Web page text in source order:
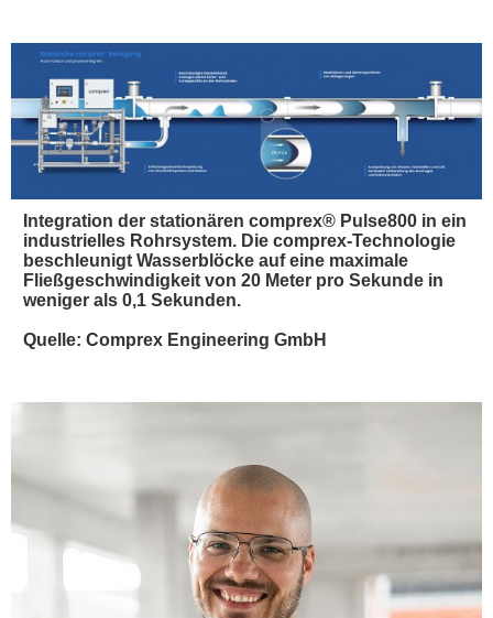
Integration der stationären comprex® Pulse800 in ein
industrielles Rohrsystem. Die comprex-Technologie
beschleunigt Wasserblöcke auf eine maximale
Fließgeschwindigkeit von 20 Meter pro Sekunde in
weniger als 0,1 Sekunden.
Quelle: Comprex Engineering GmbH